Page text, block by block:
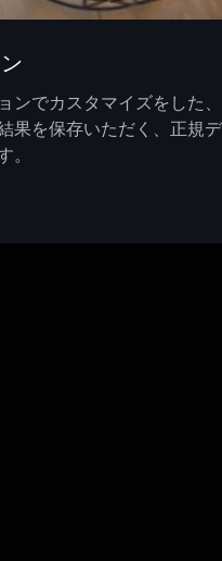
ンでカスタマイズをした
果を保存いただく、正規
。